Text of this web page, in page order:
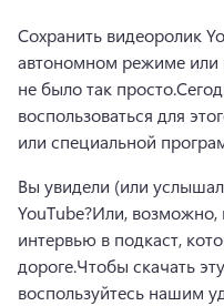
Сохранить видеоролик
автономном режиме или
не было так просто.
воспользоваться для
или специальной
Вы увидели (или
YouTube?Или, возможно,
интервью в подкаст,
дороге.Чтобы скачать
воспользуйтесь нашим